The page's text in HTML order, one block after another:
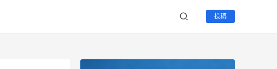
投稿